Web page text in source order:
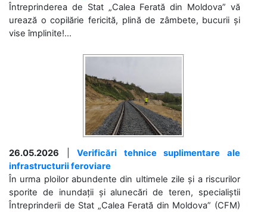
Întreprinderea de Stat „Calea Ferată din Moldova” vă
urează o copilărie fericită, plină de zâmbete, bucurii și
vise împlinite!...
26.05.2026 |Verificări tehnice suplimentare ale
infrastructurii feroviare
În urma ploilor abundente din ultimele zile și a riscurilor
sporite de inundații și alunecări de teren, specialiștii
Întreprinderii de Stat „Calea Ferată din Moldova” (CFM)